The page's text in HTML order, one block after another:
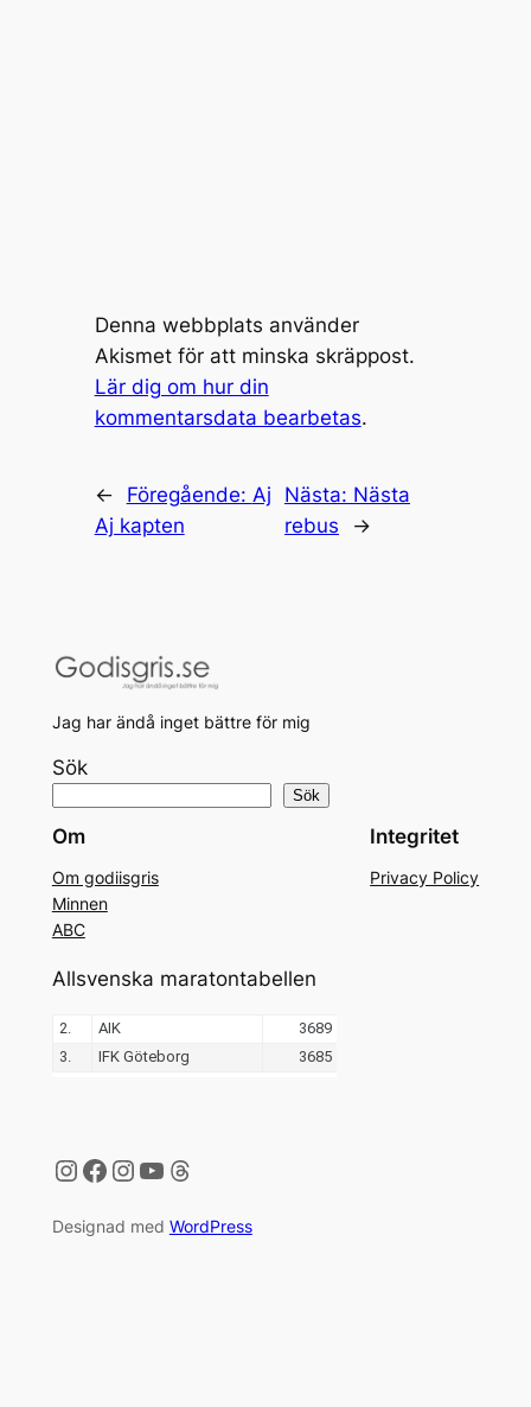
Denna webbplats använder
Akismet för att minska skräppost.
Lär dig om hur din
kommentarsdata bearbetas.
← Föregående: Aj
Aj kapten
Nästa: Nästa
rebus
→
Jag har ändå inget bättre för mig
Sök
Sök
Om
Om godiisgris
Minnen
ABC
Integritet
Privacy Policy
Allsvenska maratontabellen
Instagram
Facebook
Instagram
YouTube
Threads
Designad med WordPress